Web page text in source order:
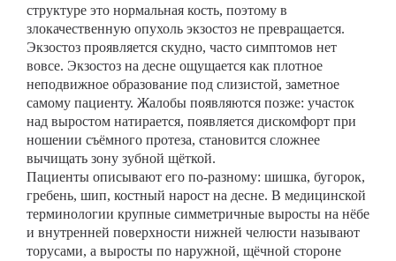
структуре это нормальная кость, поэтому в
злокачественную опухоль экзостоз не превращается.
Экзостоз проявляется скудно, часто симптомов нет
вовсе. Экзостоз на десне ощущается как плотное
неподвижное образование под слизистой, заметное
самому пациенту. Жалобы появляются позже: участок
над выростом натирается, появляется дискомфорт при
ношении съёмного протеза, становится сложнее
вычищать зону зубной щёткой.
Пациенты описывают его по-разному: шишка, бугорок,
гребень, шип, костный нарост на десне. В медицинской
терминологии крупные симметричные выросты на нёбе
и внутренней поверхности нижней челюсти называют
торусами, а выросты по наружной, щёчной стороне